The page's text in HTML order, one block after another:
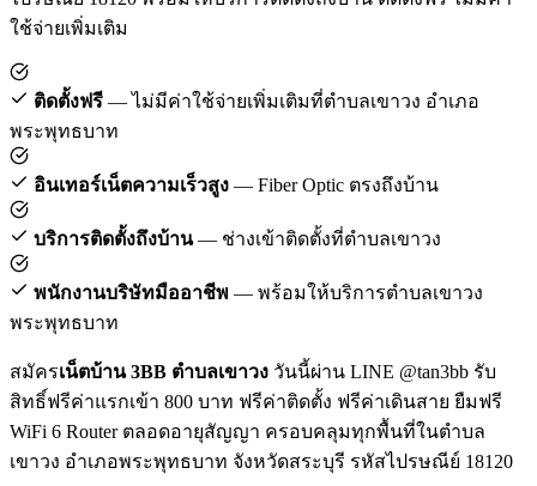
ใช้จ่ายเพิ่มเติม
ติดตั้งฟรี — ไม่มีค่าใช้จ่ายเพิ่มเติมที่ตำบลเขาวง อำเภอ
พระพุทธบาท
อินเทอร์เน็ตความเร็วสูง — Fiber Optic ตรงถึงบ้าน
บริการติดตั้งถึงบ้าน— ช่างเข้าติดตั้งที่ตำบลเขาวง
พนักงานบริษัทมืออาชีพ — พร้อมให้บริการตำบลเขาวง
พระพุทธบาท
สมัครเน็ตบ้าน 3BB ตำบลเขาวง วันนี้ผ่าน LINE @tan3bb รับ
สิทธิ์ฟรีค่าแรกเข้า 800 บาท ฟรีค่าติดตั้ง ฟรีค่าเดินสาย ยืมฟรี
WiFi 6 Router ตลอดอายุสัญญา ครอบคลุมทุกพื้นที่ในตำบล
เขาวง อำเภอพระพุทธบาท จังหวัดสระบุรี รหัสไปรษณีย์ 18120